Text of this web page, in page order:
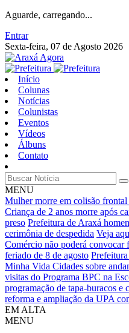
Aguarde, carregando...
Entrar
Sexta-feira, 07 de Agosto 2026
Início
Colunas
Notícias
Colunistas
Eventos
Vídeos
Álbuns
Contato
MENU
Mulher morre em colisão
Criança de 2 anos morre após
preso Prefeitura de Araxá
cerimônia de despedida Veja
Comércio não poderá convocar
feriado de 8 de agosto
Minha Vida Cidades sobre
visitas do Programa BPC na
programação de tapa-buracos e
reforma e ampliação da UPA
EM ALTA
MENU